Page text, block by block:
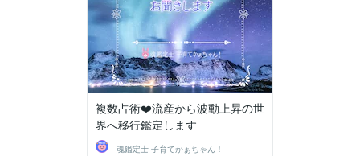
複数占術❤️流産から波動上昇の世
界へ移行鑑定します
魂鑑定士 子育てかぁちゃん！